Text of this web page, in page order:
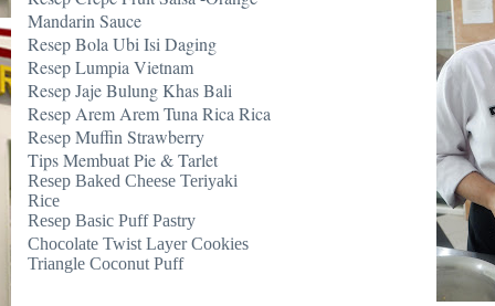
Mandarin Sauce
Resep Bola Ubi Isi Daging
Resep Lumpia Vietnam
Resep Jaje Bulung Khas Bali
Resep Arem Arem Tuna Rica Rica
Resep Muffin Strawberry
Tips Membuat Pie & Tarlet
Resep Baked Cheese Teriyaki
Rice
Resep Basic Puff Pastry
Chocolate Twist Layer Cookies
Triangle Coconut Puff